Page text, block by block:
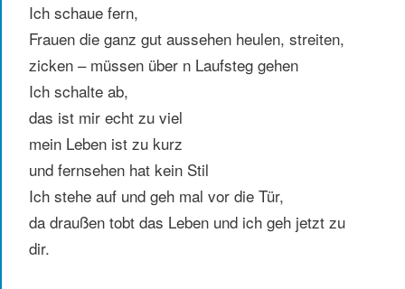
Ich schaue fern,
Frauen die ganz gut aussehen heulen, streiten,
zicken – müssen über n Laufsteg gehen
Ich schalte ab,
das ist mir echt zu viel
mein Leben ist zu kurz
und fernsehen hat kein Stil
Ich stehe auf und geh mal vor die Tür,
da draußen tobt das Leben und ich geh jetzt zu
dir.